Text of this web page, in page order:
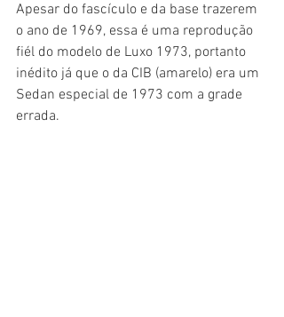
Apesar do fascículo e da base trazerem
o ano de 1969, essa é uma reprodução
fiél do modelo de Luxo 1973, portanto
inédito já que o da CIB (amarelo) era um
Sedan especial de 1973 com a grade
errada.